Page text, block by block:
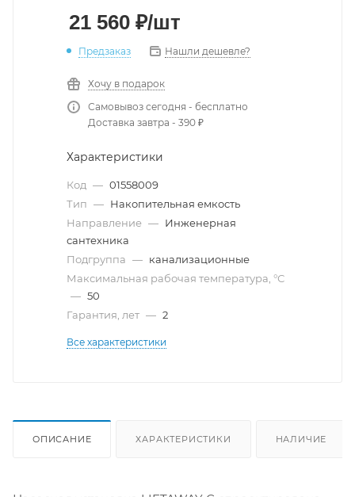
21 560 ₽/шт
Предзаказ Нашли дешевле?
Хочу в подарок
Самовывоз сегодня - бесплатно
Доставка завтра - 390 ₽
Характеристики
Код — 01558009
Тип — Накопительная емкость
Направление — Инженерная
сантехника
Подгруппа — канализационные
Максимальная рабочая температура, °С
— 50
Гарантия, лет — 2
Все характеристики
ОПИСАНИЕ ХАРАКТЕРИСТИКИ НАЛИЧИЕ